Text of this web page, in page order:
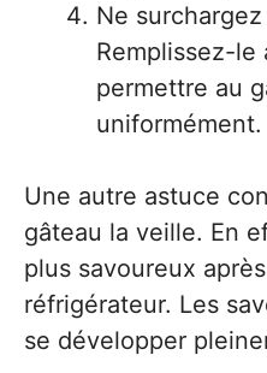
Ne
Remplissez-le
permettre au
uniformément.
Une autre astuce
gâteau la veille. En
plus savoureux
réfrigérateur. Les
se développer